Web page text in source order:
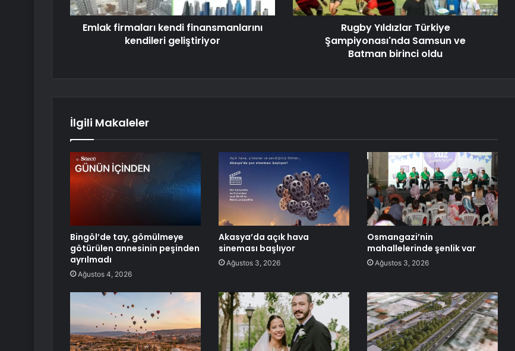
Emlak firmaları kendi finansmanlarını
kendileri geliştiriyor
Rugby Yıldızlar Türkiye
Şampiyonası'nda Samsun ve
Batman birinci oldu
İlgili Makaleler
Bingöl’de tay, gömülmeye
götürülen annesinin peşinden
ayrılmadı
Ağustos 4, 2026
Akasya’da açık hava
sineması başlıyor
Ağustos 3, 2026
Osmangazi’nin
mahallelerinde şenlik var
Ağustos 3, 2026